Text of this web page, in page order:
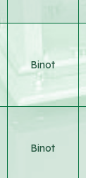
Binot
Binot